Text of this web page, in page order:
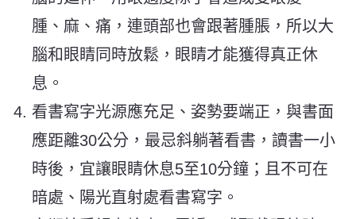
腫、麻、痛，連頭部也會跟著腫脹，所以大
腦和眼睛同時放鬆，眼睛才能獲得真正休
息。
看書寫字光源應充足、姿勢要端正，與書面
應距離30公分，最忌斜躺著看書，讀書一小
時後，宜讓眼睛休息5至10分鐘；且不可在
暗處、陽光直射處看書寫字。